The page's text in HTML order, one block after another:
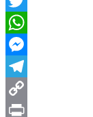
Twitter
WhatsApp
Messenger
Telegram
Copy